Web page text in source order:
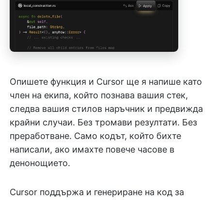
Опишете функция и Cursor ще я напише като
член на екипа, който познава вашия стек,
следва вашия стилов наръчник и предвижда
крайни случаи. Без тромави резултати. Без
преработване. Само кодът, който бихте
написали, ако имахте повече часове в
денонощието.
Cursor поддържа и генериране на код за